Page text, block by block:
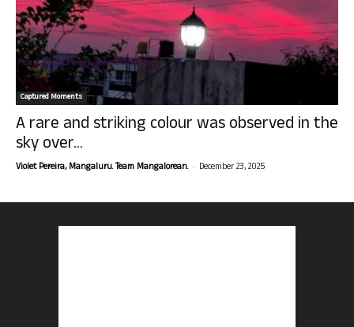
Captured Moments
A rare and striking colour was observed in the
sky over...
Violet Pereira, Mangaluru. Team Mangalorean. - December 23, 2025